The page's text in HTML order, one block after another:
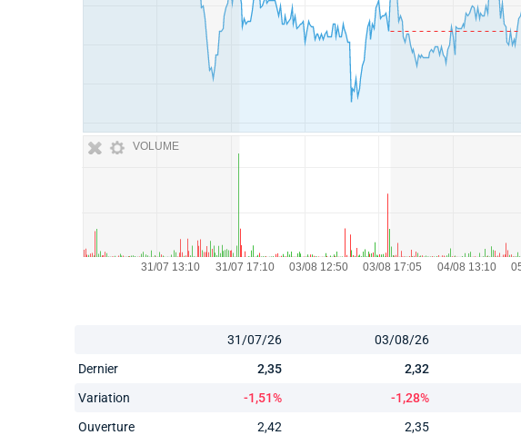
VOLUME
31/07/26 03/08/26
Dernier
2,35 2,32
Variation
-1,51% -1,28%
Ouverture
2,42 2,35